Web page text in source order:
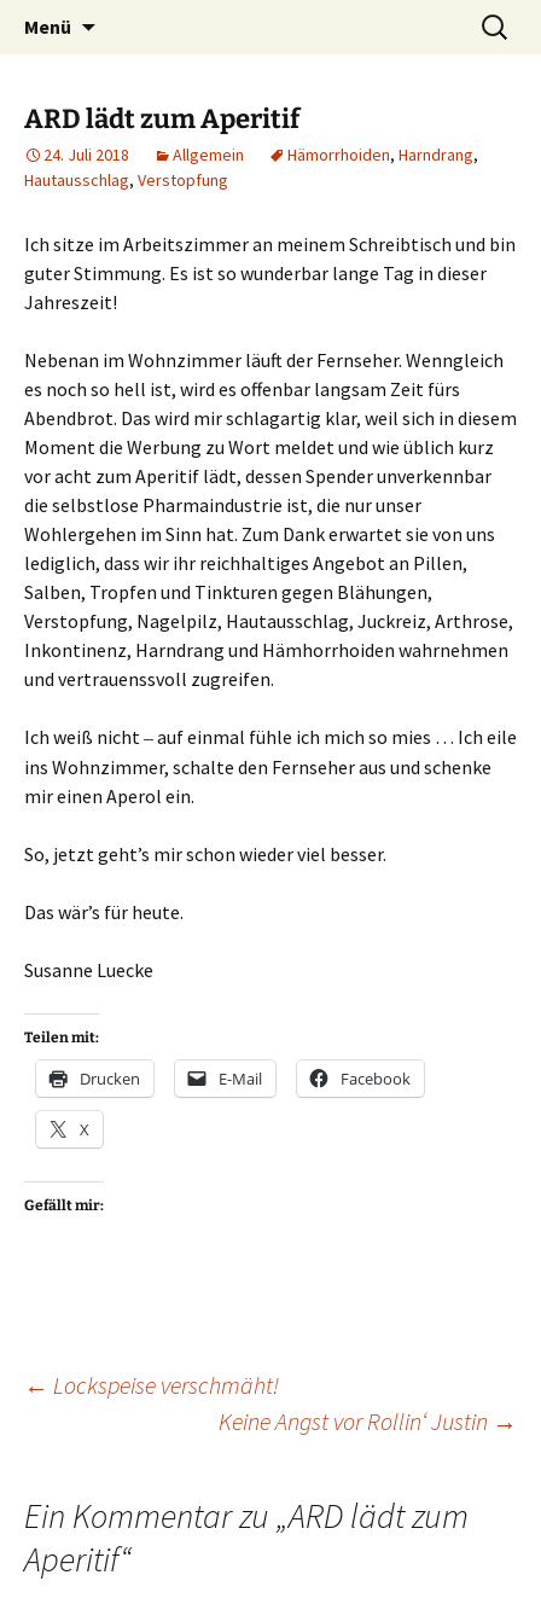
Nestbeschmutzer
Die Autorin Susanne Lücke räumt auf
Menü
Suchen
nach:
ARD lädt zum Aperitif
24. Juli 2018 Allgemein Hämorrhoiden, Harndrang,
Hautausschlag, Verstopfung
Ich sitze im Arbeitszimmer an meinem Schreibtisch und bin
guter Stimmung. Es ist so wunderbar lange Tag in dieser
Jahreszeit!
Nebenan im Wohnzimmer läuft der Fernseher. Wenngleich
es noch so hell ist, wird es offenbar langsam Zeit fürs
Abendbrot. Das wird mir schlagartig klar, weil sich in diesem
Moment die Werbung zu Wort meldet und wie üblich kurz
vor acht zum Aperitif lädt, dessen Spender unverkennbar
die selbstlose Pharmaindustrie ist, die nur unser
Wohlergehen im Sinn hat. Zum Dank erwartet sie von uns
lediglich, dass wir ihr reichhaltiges Angebot an Pillen,
Salben, Tropfen und Tinkturen gegen Blähungen,
Verstopfung, Nagelpilz, Hautausschlag, Juckreiz, Arthrose,
Inkontinenz, Harndrang und Hämhorrhoiden wahrnehmen
und vertrauenssvoll zugreifen.
Ich weiß nicht‒auf einmal fühle ich mich so mies … Ich eile
ins Wohnzimmer, schalte den Fernseher aus und schenke
mir einen Aperol ein.
So, jetzt geht’s mir schon wieder viel besser.
Das wär’s für heute.
Susanne Luecke
Teilen mit:
Drucken E-Mail Facebook
X
Gefällt mir:
Beitragsnavigation
← Lockspeise verschmäht!
Keine Angst vor Rollin‘ Justin →
Ein Kommentar zu „ARD lädt zum
Aperitif“